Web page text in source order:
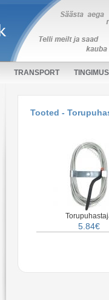
TRANSPORT
Tooted -
5.84€